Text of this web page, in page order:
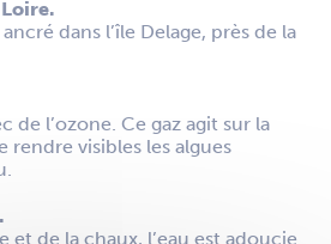
dans l’île Delage, près de la
de l’ozone. Ce gaz agit sur la
visibles les algues
et de la chaux, l’eau est adoucie